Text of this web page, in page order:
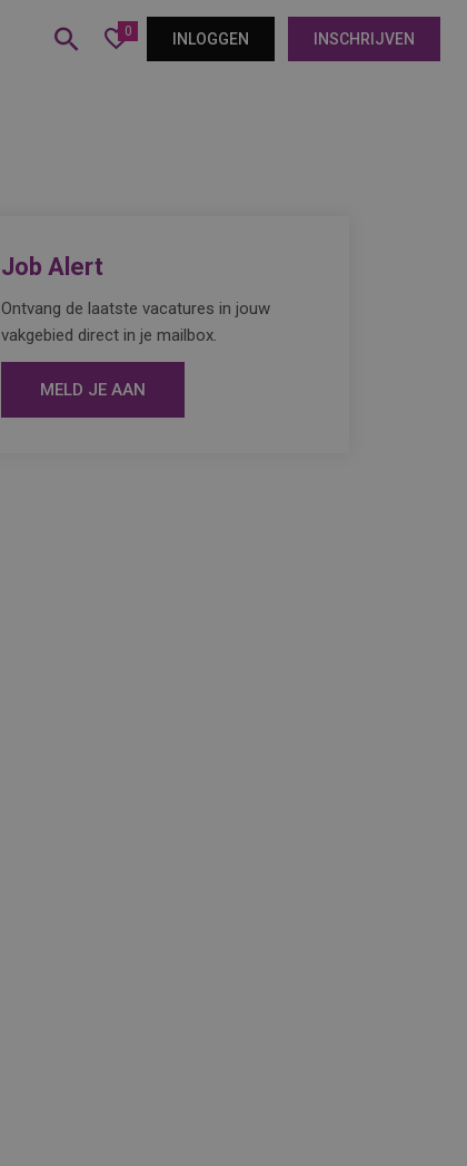
0 INLOGGEN INSCHRIJVEN
Job Alert
Ontvang de laatste vacatures in jouw
vakgebied direct in je mailbox.
MELD JE AAN